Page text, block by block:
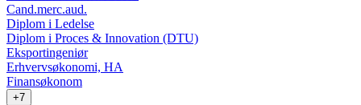
Cand.merc.aud.
Diplom i Ledelse
Diplom i Proces & Innovation (DTU)
Eksportingeniør
Erhvervsøkonomi, HA
Finansøkonom
+7